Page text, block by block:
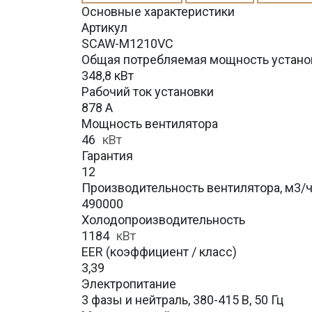
Основные характеристики
Артикул
SCAW-M1210VC
Общая потребляемая мощность
348,8 кВт
Рабочий ток установки
878 А
Мощность вентилятора
46 кВт
Гарантия
12
Производительность вентилятора, м3/ч
490000
Холодопроизводительность
1184 кВт
EER (коэффициент / класс)
3,39
Электропитание
3 фазы и нейтраль, 380-415 В, 50 Гц